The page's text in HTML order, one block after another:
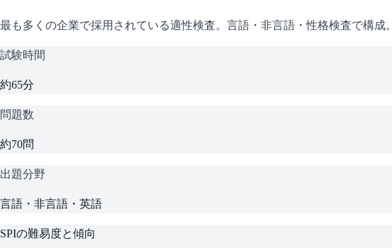
最も多くの企業で採用されている適性検査。言語・非言語・性格検査で構成。
試験時間
約65分
問題数
約70問
出題分野
言語・非言語・英語
SPIの難易度と傾向